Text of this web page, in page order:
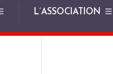
L’ASSOCIATION